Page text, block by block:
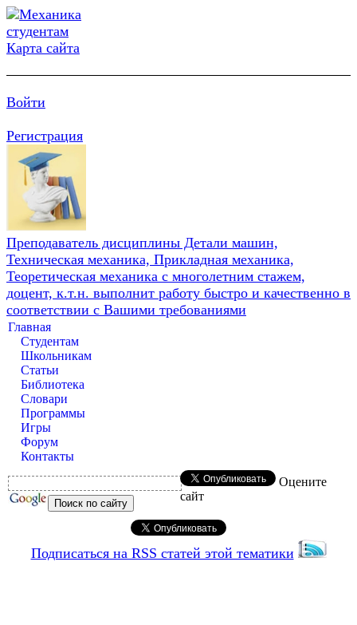
Карта сайта
Войти
Регистрация
Преподаватель дисциплины Детали машин,
Техническая механика, Прикладная механика,
Теоретическая механика с многолетним стажем,
доцент, к.т.н. выполнит работу быстро и качественно в
соответствии с Вашими требованиями
Главная
Студентам
Школьникам
Статьи
Библиотека
Словари
Программы
Игры
Форум
Контакты
Оцените
сайт
Подписаться на RSS статей этой тематики